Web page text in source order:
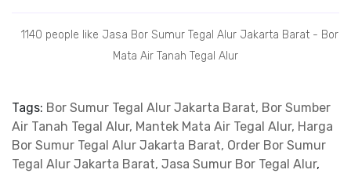
1140 people like Jasa Bor Sumur Tegal Alur Jakarta Barat - Bor
Mata Air Tanah Tegal Alur
Tags: Bor Sumur Tegal Alur Jakarta Barat, Bor Sumber
Air Tanah Tegal Alur, Mantek Mata Air Tegal Alur, Harga
Bor Sumur Tegal Alur Jakarta Barat, Order Bor Sumur
Tegal Alur Jakarta Barat, Jasa Sumur Bor Tegal Alur,